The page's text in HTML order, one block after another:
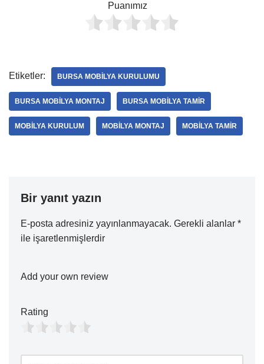
Puanımız
Etiketler: BURSA MOBILYA KURULUMU
BURSA MOBILYA MONTAJ BURSA MOBILYA TAMIR
MOBILYA KURULUM MOBILYA MONTAJ MOBILYA TAMIR
Bir yanıt yazın
E-posta adresiniz yayınlanmayacak. Gerekli alanlar *
ile işaretlenmişlerdir
Add your own review
Rating